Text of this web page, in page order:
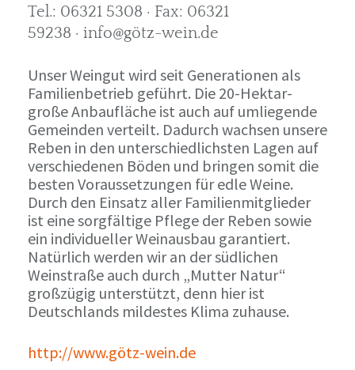
Tel.: 06321 5308 · Fax: 06321
59238 · info@götz-wein.de
Unser Weingut wird seit Generationen als
Familienbetrieb geführt. Die 20-Hektar-
große Anbaufläche ist auch auf umliegende
Gemeinden verteilt. Dadurch wachsen unsere
Reben in den unterschiedlichsten Lagen auf
verschiedenen Böden und bringen somit die
besten Voraussetzungen für edle Weine.
Durch den Einsatz aller Familienmitglieder
ist eine sorgfältige Pflege der Reben sowie
ein individueller Weinausbau garantiert.
Natürlich werden wir an der südlichen
Weinstraße auch durch „Mutter Natur“
großzügig unterstützt, denn hier ist
Deutschlands mildestes Klima zuhause.
http://www.götz-wein.de